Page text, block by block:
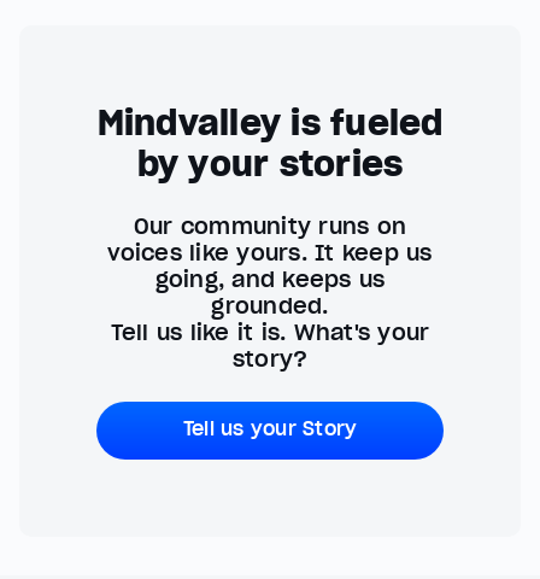
Mindvalley is fueled
by your stories
Our community runs on
voices like yours. It keep us
going, and keeps us
grounded.
Tell us like it is. What's your
story?
Tell us your Story